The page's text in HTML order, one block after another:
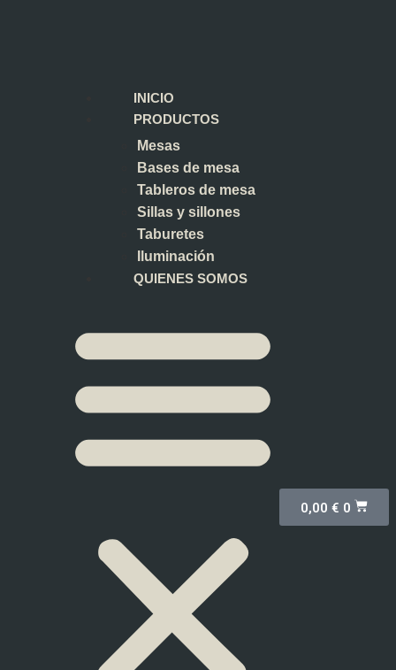
INICIO
PRODUCTOS
Mesas
Bases de mesa
Tableros de mesa
Sillas y sillones
Taburetes
Iluminación
QUIENES SOMOS
0,00 € 0